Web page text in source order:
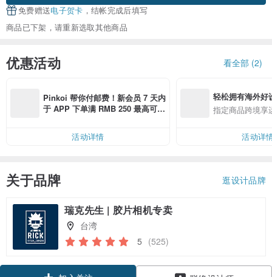
免费赠送电子贺卡 ，结帐完成后填写
商品已下架，请重新选取其他商品
优惠活动 看全部 (2)
Pinkoi 帮你付邮费！新会员 7 天内
于 APP 下单满 RMB 250 最高可折
活动详情
轻松拥有海外好
指定商品跨境享
活动详
关于品牌 逛设计品牌
瑞克先生 | 胶片相机专卖
台湾
5 (525)